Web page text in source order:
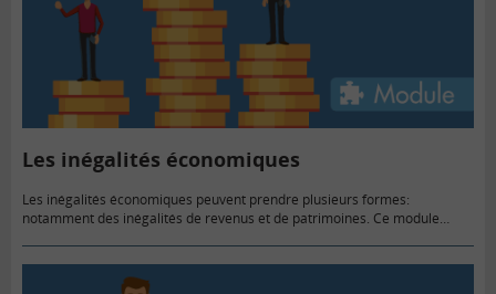
Les inégalités économiques
Les inégalités économiques peuvent prendre plusieurs formes:
notamment des inégalités de revenus et de patrimoines. Ce module